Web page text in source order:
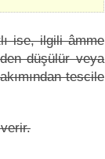
ise, ilgili âmme
düşülür veya
tescile